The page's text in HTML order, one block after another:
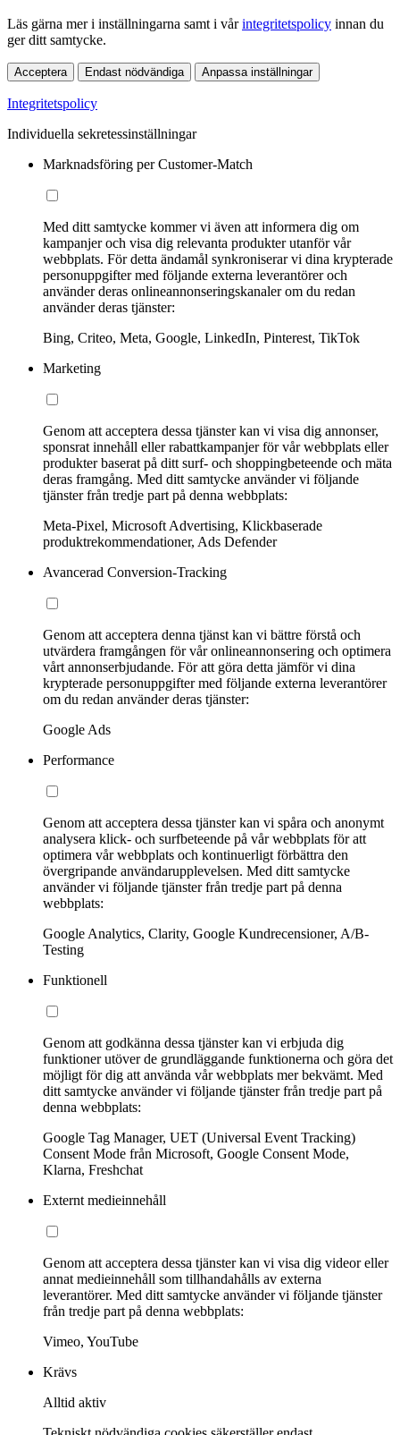
Läs gärna mer i inställningarna samt i vårintegritetspolicy innan du
ger ditt samtycke.
Acceptera Endast nödvändiga Anpassa inställningar
Integritetspolicy
Individuella sekretessinställningar
Marknadsföring per Customer-Match
Med ditt samtycke kommer vi även att informera dig om
kampanjer och visa dig relevanta produkter utanför vår
webbplats. För detta ändamål synkroniserar vi dina krypterade
personuppgifter med följande externa leverantörer och
använder deras onlineannonseringskanaler om du redan
använder deras tjänster:
Bing, Criteo, Meta, Google, LinkedIn, Pinterest, TikTok
Marketing
Genom att acceptera dessa tjänster kan vi visa dig annonser,
sponsrat innehåll eller rabattkampanjer för vår webbplats eller
produkter baserat på ditt surf- och shoppingbeteende och mäta
deras framgång. Med ditt samtycke använder vi följande
tjänster från tredje part på denna webbplats:
Meta-Pixel, Microsoft Advertising, Klickbaserade
produktrekommendationer, Ads Defender
Avancerad Conversion-Tracking
Genom att acceptera denna tjänst kan vi bättre förstå och
utvärdera framgången för vår onlineannonsering och optimera
vårt annonserbjudande. För att göra detta jämför vi dina
krypterade personuppgifter med följande externa leverantörer
om du redan använder deras tjänster:
Google Ads
Performance
Genom att acceptera dessa tjänster kan vi spåra och anonymt
analysera klick- och surfbeteende på vår webbplats för att
optimera vår webbplats och kontinuerligt förbättra den
övergripande användarupplevelsen. Med ditt samtycke
använder vi följande tjänster från tredje part på denna
webbplats:
Google Analytics, Clarity, Google Kundrecensioner, A/B-
Testing
Funktionell
Genom att godkänna dessa tjänster kan vi erbjuda dig
funktioner utöver de grundläggande funktionerna och göra det
möjligt för dig att använda vår webbplats mer bekvämt. Med
ditt samtycke använder vi följande tjänster från tredje part på
denna webbplats:
Google Tag Manager, UET (Universal Event Tracking)
Consent Mode från Microsoft, Google Consent Mode,
Klarna, Freshchat
Externt medieinnehåll
Genom att acceptera dessa tjänster kan vi visa dig videor eller
annat medieinnehåll som tillhandahålls av externa
leverantörer. Med ditt samtycke använder vi följande tjänster
från tredje part på denna webbplats:
Vimeo, YouTube
Krävs
Alltid aktiv